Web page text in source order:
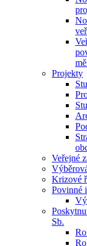
Projekty
Veřejné
Krizové
Povinné
Sb.